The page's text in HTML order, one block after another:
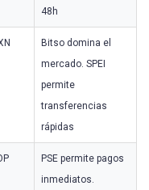
48h
Bitso domina el
mercado. SPEI
permite
transferencias
rápidas
PSE permite pagos
inmediatos.